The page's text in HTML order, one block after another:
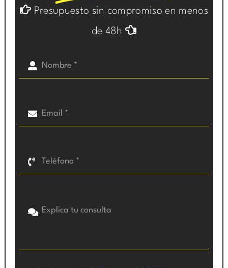
Presupuesto sin compromiso en menos
de 48h